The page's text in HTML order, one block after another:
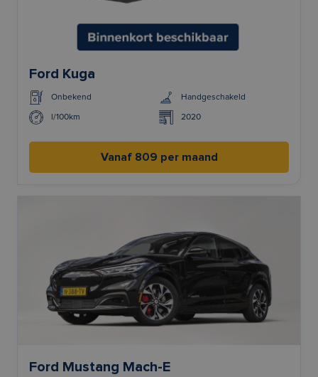
Ford Kuga
Onbekend Handgeschakeld
l/100km 2020
Vanaf 809 per maand
Ford Mustang Mach-E